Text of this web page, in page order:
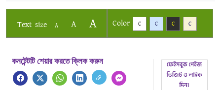
Text size A A A Color C C C C
কনটেন্টটি শেয়ার করতে ক্লিক করুন